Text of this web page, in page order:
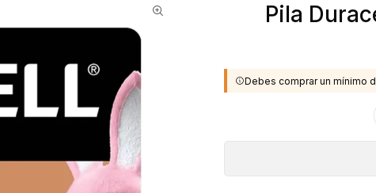
Pila
Debes comprar un mínimo